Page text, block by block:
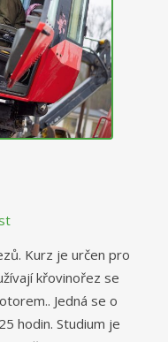
Kurz je určen pro
křovinořez se
Jedná se o
hodin. Studium je